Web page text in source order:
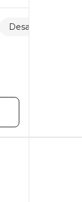
Desarrollo personal